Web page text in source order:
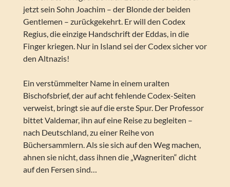
jetzt sein Sohn Joachim – der Blonde der beiden
Gentlemen – zurückgekehrt. Er will den Codex
Regius, die einzige Handschrift der Eddas, in die
Finger kriegen. Nur in Island sei der Codex sicher vor
den Altnazis!
Ein verstümmelter Name in einem uralten
Bischofsbrief, der auf acht fehlende Codex-Seiten
verweist, bringt sie auf die erste Spur. Der Professor
bittet Valdemar, ihn auf eine Reise zu begleiten –
nach Deutschland, zu einer Reihe von
Büchersammlern. Als sie sich auf den Weg machen,
ahnen sie nicht, dass ihnen die „Wagneriten“ dicht
auf den Fersen sind…